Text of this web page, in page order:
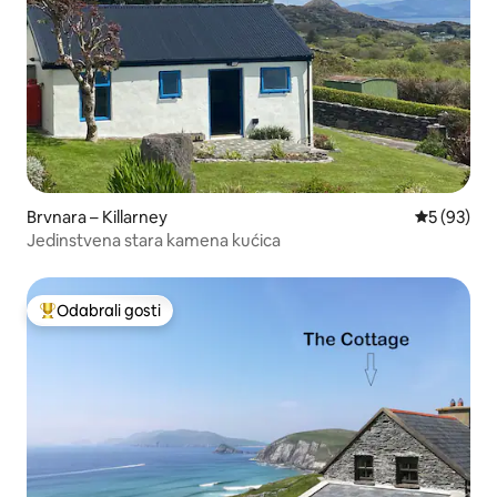
Brvnara – Killarney Prosječna
5 (93)
Jedinstvena stara kamena kućica
Među najviše rangiranima s oznakom „Odabrali gosti”
Odabrali gosti